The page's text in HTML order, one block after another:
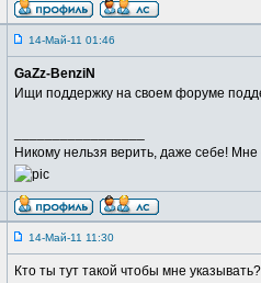
14-Май-11 01:46
GaZz-BenziN
Ищи поддержку на своем форуме
Никому нельзя верить, даже себе!
14-Май-11 11:30
Кто ты тут такой чтобы мне